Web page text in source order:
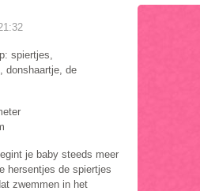
spiertjes,
donshaartje, de
je baby steeds meer
hersentjes de spiertjes
zwemmen in het